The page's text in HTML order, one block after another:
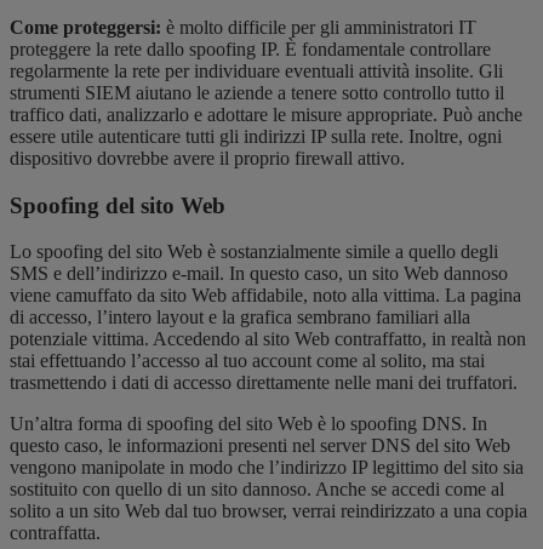
Come proteggersi: è molto difficile per gli amministratori IT
proteggere la rete dallo spoofing IP. È fondamentale controllare
regolarmente la rete per individuare eventuali attività insolite. Gli
strumenti SIEM aiutano le aziende a tenere sotto controllo tutto il
traffico dati, analizzarlo e adottare le misure appropriate. Può anche
essere utile autenticare tutti gli indirizzi IP sulla rete. Inoltre, ogni
dispositivo dovrebbe avere il proprio firewall attivo.
Spoofing del sito Web
Lo spoofing del sito Web è sostanzialmente simile a quello degli
SMS e dell’indirizzo e-mail. In questo caso, un sito Web dannoso
viene camuffato da sito Web affidabile, noto alla vittima. La pagina
di accesso, l’intero layout e la grafica sembrano familiari alla
potenziale vittima. Accedendo al sito Web contraffatto, in realtà non
stai effettuando l’accesso al tuo account come al solito, ma stai
trasmettendo i dati di accesso direttamente nelle mani dei truffatori.
Un’altra forma di spoofing del sito Web è lo spoofing DNS. In
questo caso, le informazioni presenti nel server DNS del sito Web
vengono manipolate in modo che l’indirizzo IP legittimo del sito sia
sostituito con quello di un sito dannoso. Anche se accedi come al
solito a un sito Web dal tuo browser, verrai reindirizzato a una copia
contraffatta.